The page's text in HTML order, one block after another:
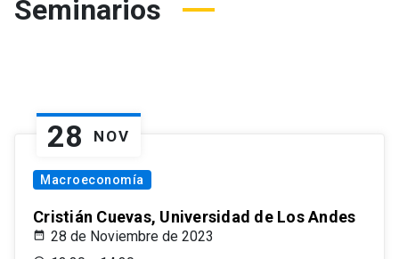
Seminarios
28 NOV
Macroeconomía
Cristián Cuevas, Universidad de Los Andes
28 de Noviembre de 2023